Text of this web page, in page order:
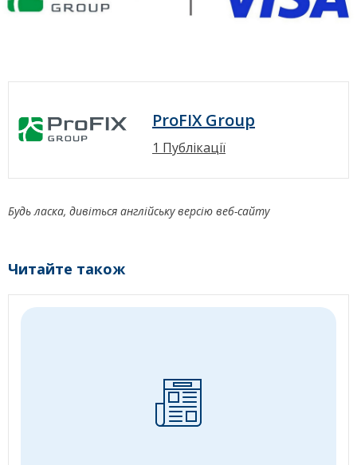
ProFIX Group
1 Публікації
Будь ласка, дивіться англійську версію веб-сайту
Читайте також